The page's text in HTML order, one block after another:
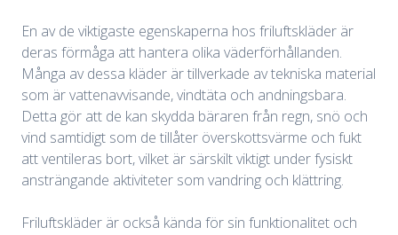
En av de viktigaste egenskaperna hos friluftskläder är
deras förmåga att hantera olika väderförhållanden.
Många av dessa kläder är tillverkade av tekniska material
som är vattenavvisande, vindtäta och andningsbara.
Detta gör att de kan skydda bäraren från regn, snö och
vind samtidigt som de tillåter överskottsvärme och fukt
att ventileras bort, vilket är särskilt viktigt under fysiskt
ansträngande aktiviteter som vandring och klättring.
Friluftskläder är också kända för sin funktionalitet och